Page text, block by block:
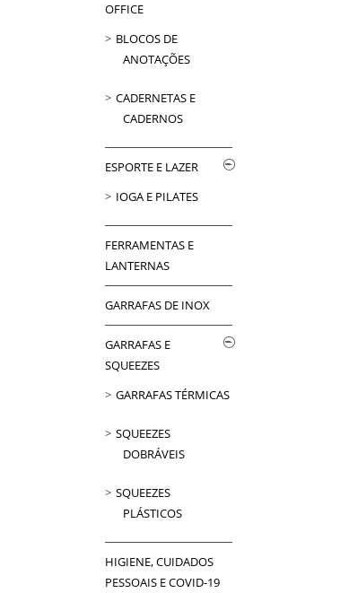
OFFICE
BLOCOS DE
ANOTAÇÕES
CADERNETAS E
CADERNOS
ESPORTE E LAZER
IOGA E PILATES
FERRAMENTAS E
LANTERNAS
GARRAFAS DE INOX
GARRAFAS E
SQUEEZES
GARRAFAS TÉRMICAS
SQUEEZES
DOBRÁVEIS
SQUEEZES
PLÁSTICOS
HIGIENE, CUIDADOS
PESSOAIS E COVID-19